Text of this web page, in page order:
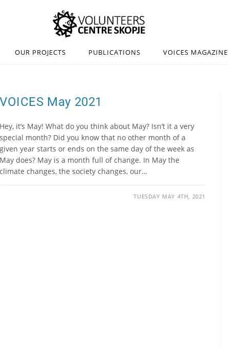
OUR PROJECTS PUBLICATIONS VOICES MAGAZINE
VOICES May 2021
Hey, it’s May! What do you think about May? Isn’t it a very
special month? Did you know that no other month of a
given year starts or ends on the same day of the week as
May does? May is a month full of change. In May the
climate changes, the society changes, our…
TUESDAY MAY 4TH, 2021